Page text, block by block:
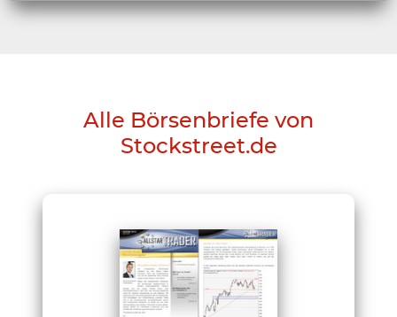
Alle Börsenbriefe von
Stockstreet.de